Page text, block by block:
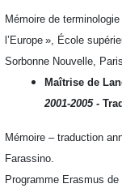
Mémoire de
l’Europe », École
Sorbonne Nouvelle,
Maîtrise de
2001-2005 -
Mémoire – traduction
Farassino.
Programme Erasmus